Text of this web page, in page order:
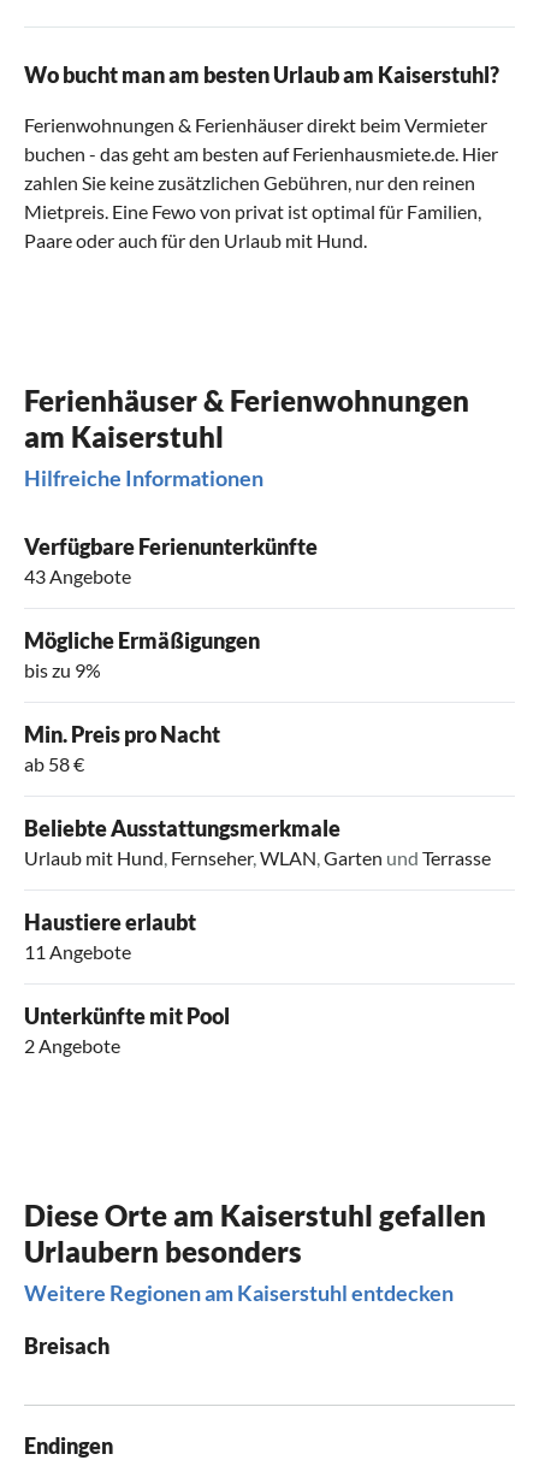
Wo bucht man am besten Urlaub am Kaiserstuhl?
Ferienwohnungen & Ferienhäuser direkt beim Vermieter
buchen - das geht am besten auf Ferienhausmiete.de. Hier
zahlen Sie keine zusätzlichen Gebühren, nur den reinen
Mietpreis. Eine Fewo von privat ist optimal für Familien,
Paare oder auch für den Urlaub mit Hund.
Ferienhäuser & Ferienwohnungen
am Kaiserstuhl
Hilfreiche Informationen
Verfügbare Ferienunterkünfte
43 Angebote
Mögliche Ermäßigungen
bis zu 9%
Min. Preis pro Nacht
ab 58 €
Beliebte Ausstattungsmerkmale
Urlaub mit Hund Fernseher, WLAN Garten und Terrasse
Haustiere erlaubt
11 Angebote
Unterkünfte mit Pool
2 Angebote
Diese Orte am Kaiserstuhl gefallen
Urlaubern besonders
Weitere Regionen am Kaiserstuhl entdecken
Breisach
Endingen